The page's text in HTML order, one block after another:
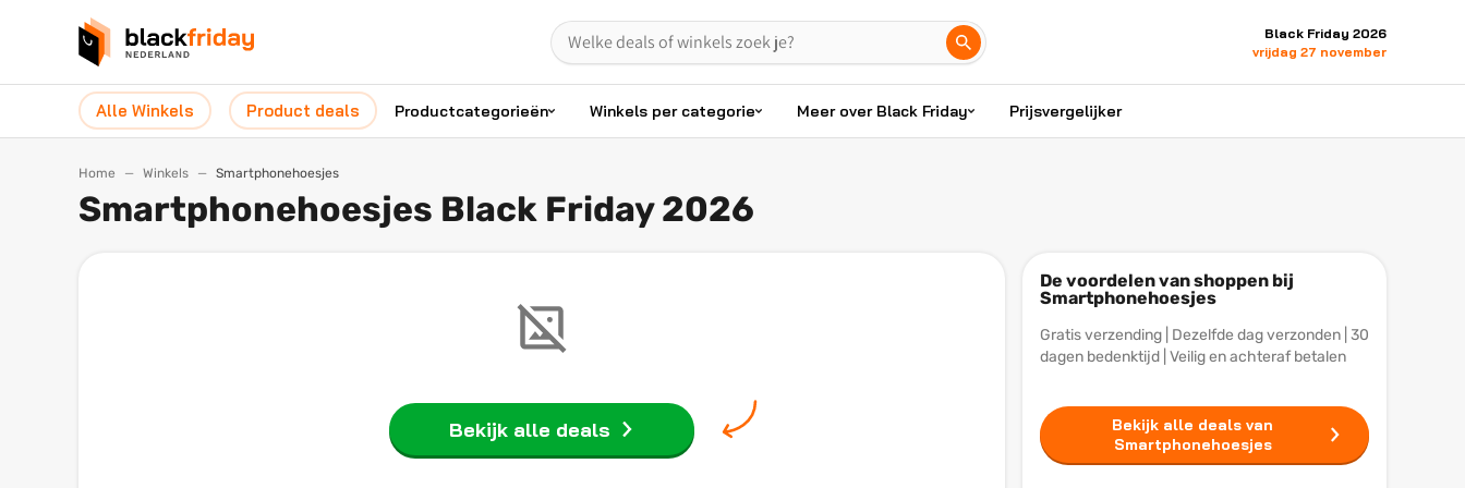
Black Friday 2026
vrijdag 27 november
Alle Winkels Product deals Productcategorieën Winkels per categorie Meer over Black Friday Prijsvergelijker
Home Winkels Smartphonehoesjes
Smartphonehoesjes Black Friday 2026
Bekijk alle deals
De voordelen van shoppen bij
Smartphonehoesjes
Gratis verzending | Dezelfde dag verzonden | 30
dagen bedenktijd | Veilig en achteraf betalen
Bekijk alle deals van
Smartphonehoesjes